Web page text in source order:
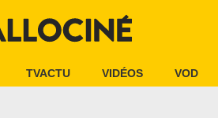
TVACTU VIDÉOS VOD